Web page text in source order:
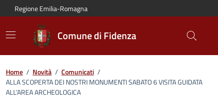
Vai al contenuto principale
Vai alla navigazione del sito
Vai al piede di pagina
Regione Emilia-Romagna
Comune di Fidenza
Home / Novità / Comunicati /
ALLA SCOPERTA DEI NOSTRI MONUMENTI SABATO 6 VISITA GUIDATA
ALL’AREA ARCHEOLOGICA